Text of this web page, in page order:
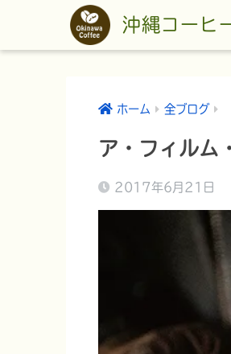
沖縄コーヒ
ホーム 全ブログ
ア・フィルム
2017年6月21日